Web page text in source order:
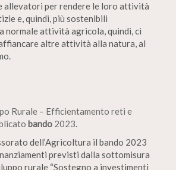
allevatori per rendere le loro attività
e, quindi, più sostenibili
normale attività agricola, quindi, ci
altre attività alla natura, al
Rurale – Efficientamento reti e
bando 2023.
dell’Agricoltura il bando 2023
previsti dalla sottomisura
rurale “Sostegno a investimenti